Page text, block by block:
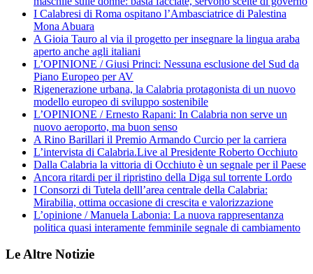
I Calabresi di Roma ospitano l’Ambasciatrice di Palestina
Mona Abuara
A Gioia Tauro al via il progetto per insegnare la lingua araba
aperto anche agli italiani
L’OPINIONE / Giusi Princi: Nessuna esclusione del Sud da
Piano Europeo per AV
Rigenerazione urbana, la Calabria protagonista di un nuovo
modello europeo di sviluppo sostenibile
L’OPINIONE / Ernesto Rapani: In Calabria non serve un
nuovo aeroporto, ma buon senso
A Rino Barillari il Premio Armando Curcio per la carriera
L’intervista di Calabria.Live al Presidente Roberto Occhiuto
Dalla Calabria la vittoria di Occhiuto è un segnale per il Paese
Ancora ritardi per il ripristino della Diga sul torrente Lordo
I Consorzi di Tutela delll’area centrale della Calabria:
Mirabilia, ottima occasione di crescita e valorizzazione
L’opinione / Manuela Labonia: La nuova rappresentanza
politica quasi interamente femminile segnale di cambiamento
Le Altre Notizie